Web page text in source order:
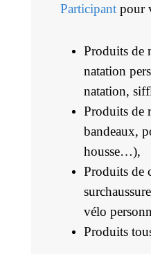
Participant pour
Produits de
natation
natation,
Produits de
bandeaux,
housse…),
Produits de
vélo
Produits